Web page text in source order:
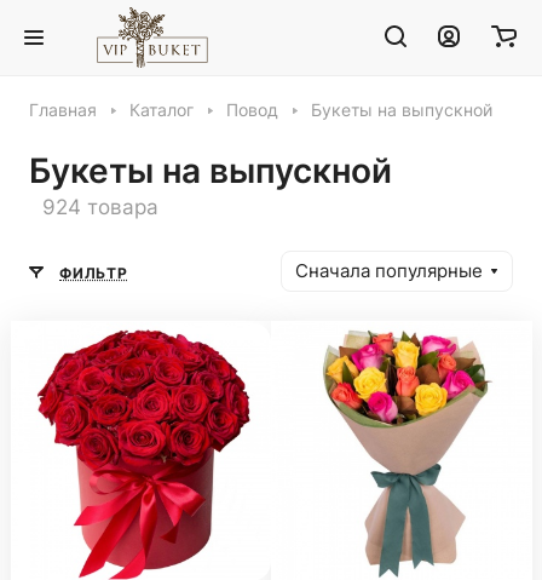
Главная Каталог Повод Букеты на выпускной
Букеты на выпускной
924 товара
ФИЛЬТР Сначала популярные